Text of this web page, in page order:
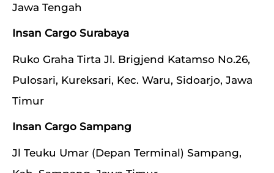
Jawa Tengah
Insan Cargo Surabaya
Ruko Graha Tirta Jl. Brigjend Katamso No.26,
Pulosari, Kureksari, Kec. Waru, Sidoarjo, Jawa
Timur
Insan Cargo Sampang
Jl Teuku Umar (Depan Terminal) Sampang,